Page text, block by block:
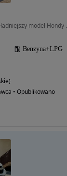
model Hondy .
Benzyna+LPG
• Opublikowano